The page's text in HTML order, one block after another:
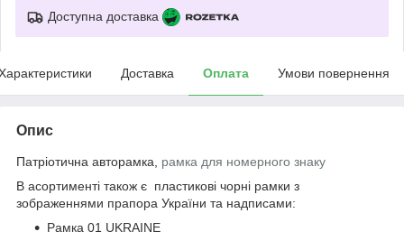
Доступна доставка
Доставка Оплата Умови повернення
Опис
Патріотична авторамка, рамка для номерного знаку
В асортименті також є пластикові чорні рамки з
зображеннями прапора України та надписами:
Рамка 01 UKRAINE